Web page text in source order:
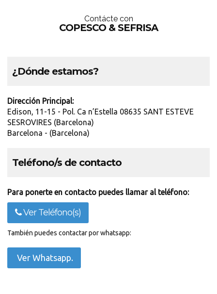
Contácte con
COPESCO & SEFRISA
¿Dónde estamos?
Dirección Principal:
Edison, 11-15 - Pol. Ca n’Estella 08635 SANT ESTEVE
SESROVIRES (Barcelona)
Barcelona - (Barcelona)
Teléfono/s de contacto
Para ponerte en contacto puedes llamar al teléfono:
Ver Teléfono(s)
También puedes contactar por whatsapp:
Ver Whatsapp.